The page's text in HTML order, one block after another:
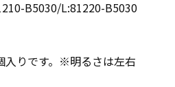
B5030/L:81220-B5030
りです。※明るさは左右